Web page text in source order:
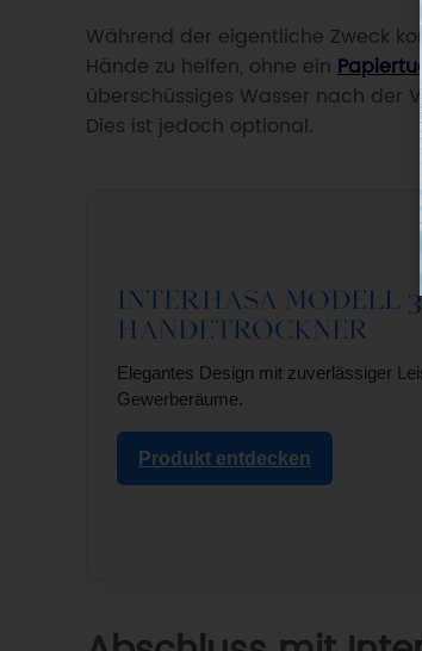
Während der eigentliche Zweck
Hände zu helfen, ohne ein
überschüssiges Wasser nach der
Dies ist jedoch optional.
Interhasa Modell
Händetrockner
Gewerberäume.
Produkt entdecken